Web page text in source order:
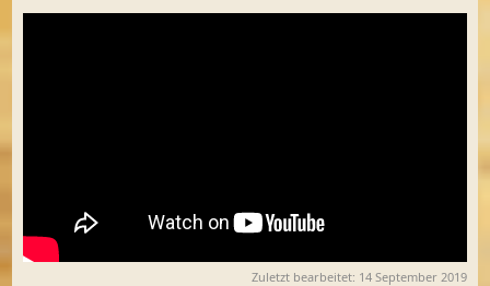
Zuletzt bearbeitet: 14 September 2019